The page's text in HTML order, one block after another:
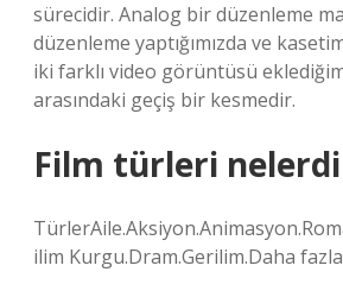
sürecidir. Analog bir düzenleme
düzenleme yaptığımızda ve
iki farklı video görüntüsü
arasındaki geçiş bir kesmedir.
Film türleri
ilim Kurgu.Dram.Gerilim.Daha